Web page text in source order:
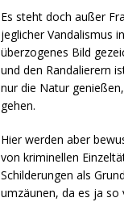
Es steht doch außer
jeglicher Vandalismus
überzogenes Bild
und den Randalierern
nur die Natur
gehen.
Hier werden aber
von kriminellen
Schilderungen als
umzäunen, da es ja so